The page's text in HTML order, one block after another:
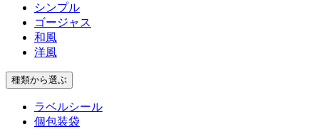
シンプル
ゴージャス
和風
洋風
種類から選ぶ
ラベルシール
個包装袋